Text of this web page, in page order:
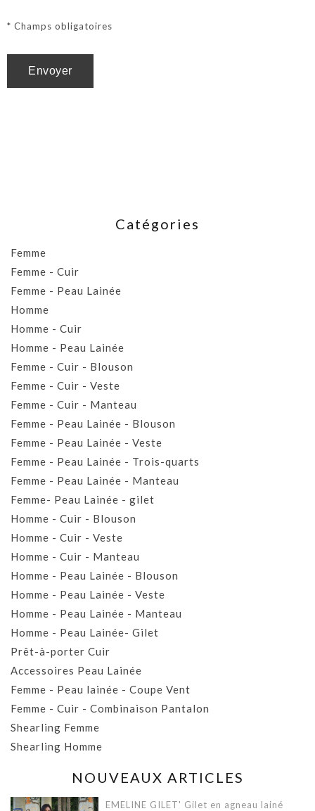
* Champs obligatoires
Catégories
Femme
Femme - Cuir
Femme - Peau Lainée
Homme
Homme - Cuir
Homme - Peau Lainée
Femme - Cuir - Blouson
Femme - Cuir - Veste
Femme - Cuir - Manteau
Femme - Peau Lainée - Blouson
Femme - Peau Lainée - Veste
Femme - Peau Lainée - Trois-quarts
Femme - Peau Lainée - Manteau
Femme- Peau Lainée - gilet
Homme - Cuir - Blouson
Homme - Cuir - Veste
Homme - Cuir - Manteau
Homme - Peau Lainée - Blouson
Homme - Peau Lainée - Veste
Homme - Peau Lainée - Manteau
Homme - Peau Lainée- Gilet
Prêt-à-porter Cuir
Accessoires Peau Lainée
Femme - Peau lainée - Coupe Vent
Femme - Cuir - Combinaison Pantalon
Shearling Femme
Shearling Homme
NOUVEAUX ARTICLES
EMELINE GILET' Gilet en agneau lainé